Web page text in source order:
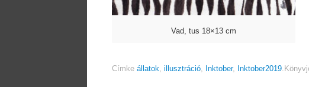
Vad, tus 18×13 cm
Címke állatok illusztráció Inktober, Inktober2019